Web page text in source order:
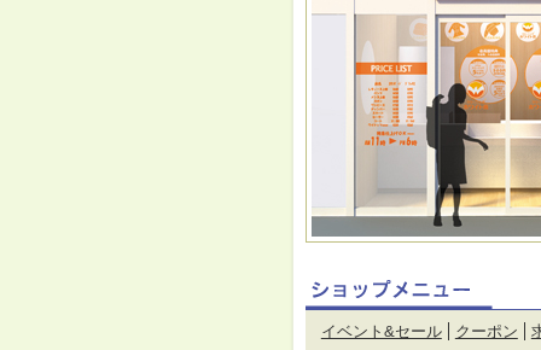
イベント&セール クーポン